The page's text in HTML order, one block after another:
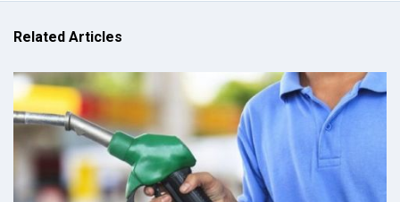
Related Articles